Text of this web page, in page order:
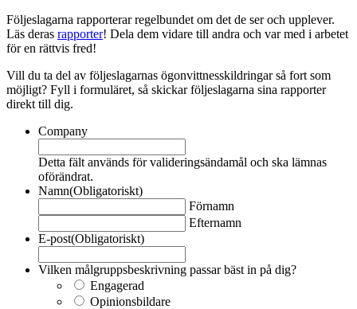
Följeslagarna rapporterar regelbundet om det de ser och upplever.
Läs deras rapporter! Dela dem vidare till andra och var med i arbetet
för en rättvis fred!
Vill du ta del av följeslagarnas ögonvittnesskildringar så fort som
möjligt? Fyll i formuläret, så skickar följeslagarna sina rapporter
direkt till dig.
Company
Detta fält används för valideringsändamål och ska lämnas
oförändrat.
Namn(Obligatoriskt)
Förnamn
Efternamn
E-post(Obligatoriskt)
Vilken målgruppsbeskrivning passar bäst in på dig?
Engagerad
Opinionsbildare